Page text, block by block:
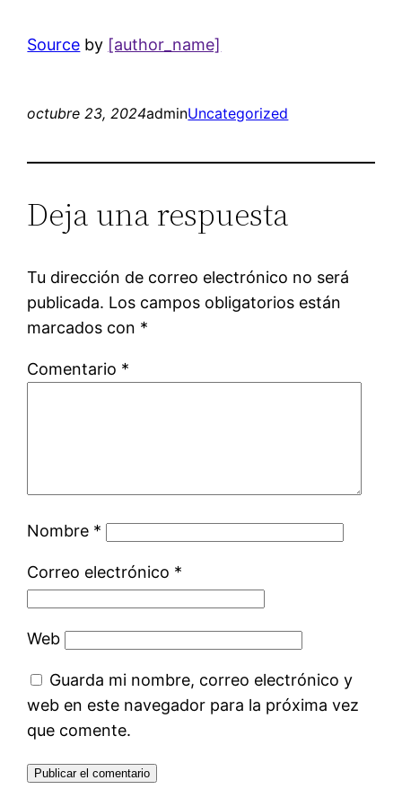
Source by [author_name]
octubre 23, 2024adminUncategorized
Deja una respuesta
Tu dirección de correo electrónico no será
publicada. Los campos obligatorios están
marcados con *
Comentario *
Nombre *
Correo electrónico *
Web
Guarda mi nombre, correo electrónico y
web en este navegador para la próxima vez
que comente.